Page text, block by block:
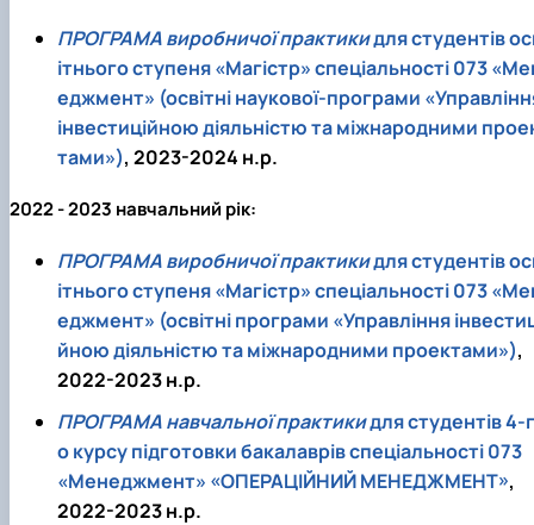
ПРОГРАМА виробничої практикидля студентів
ітнього ступеня «Магістр» спеціальності 073
еджмент» (освітні наукової-програми
інвестиційною діяльністю та міжнародними
тами»), 2023-2024 н.р.
2022 - 2023 навчальний рік:
ПРОГРАМА виробничої практикидля студентів
ітнього ступеня «Магістр» спеціальності 073
еджмент» (освітні програми «Управління
йною діяльністю та міжнародними проектами»),
2022-2023 н.р.
ПРОГРАМА навчальної практикидля студентів 4-г
о курсу підготовки бакалаврів спеціальності 073
«Менеджмент» «ОПЕРАЦІЙНИЙ МЕНЕДЖМЕНТ»,
2022-2023 н.р.